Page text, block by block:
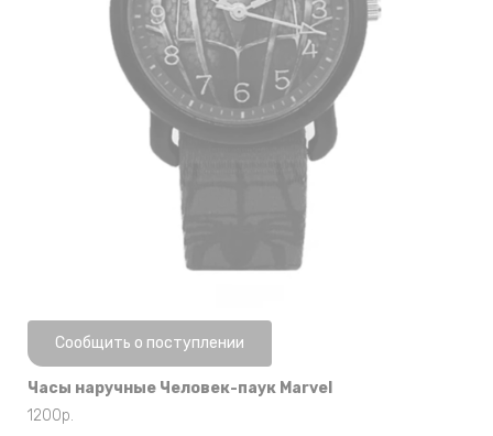
Нет в наличии
Сообщить о поступлении
Часы наручные Человек-паук Marvel
1200р.